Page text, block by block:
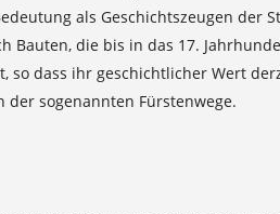
als Geschichtszeugen der
Bauten, die bis in das 17.
so dass ihr geschichtlicher Wert
sogenannten Fürstenwege.